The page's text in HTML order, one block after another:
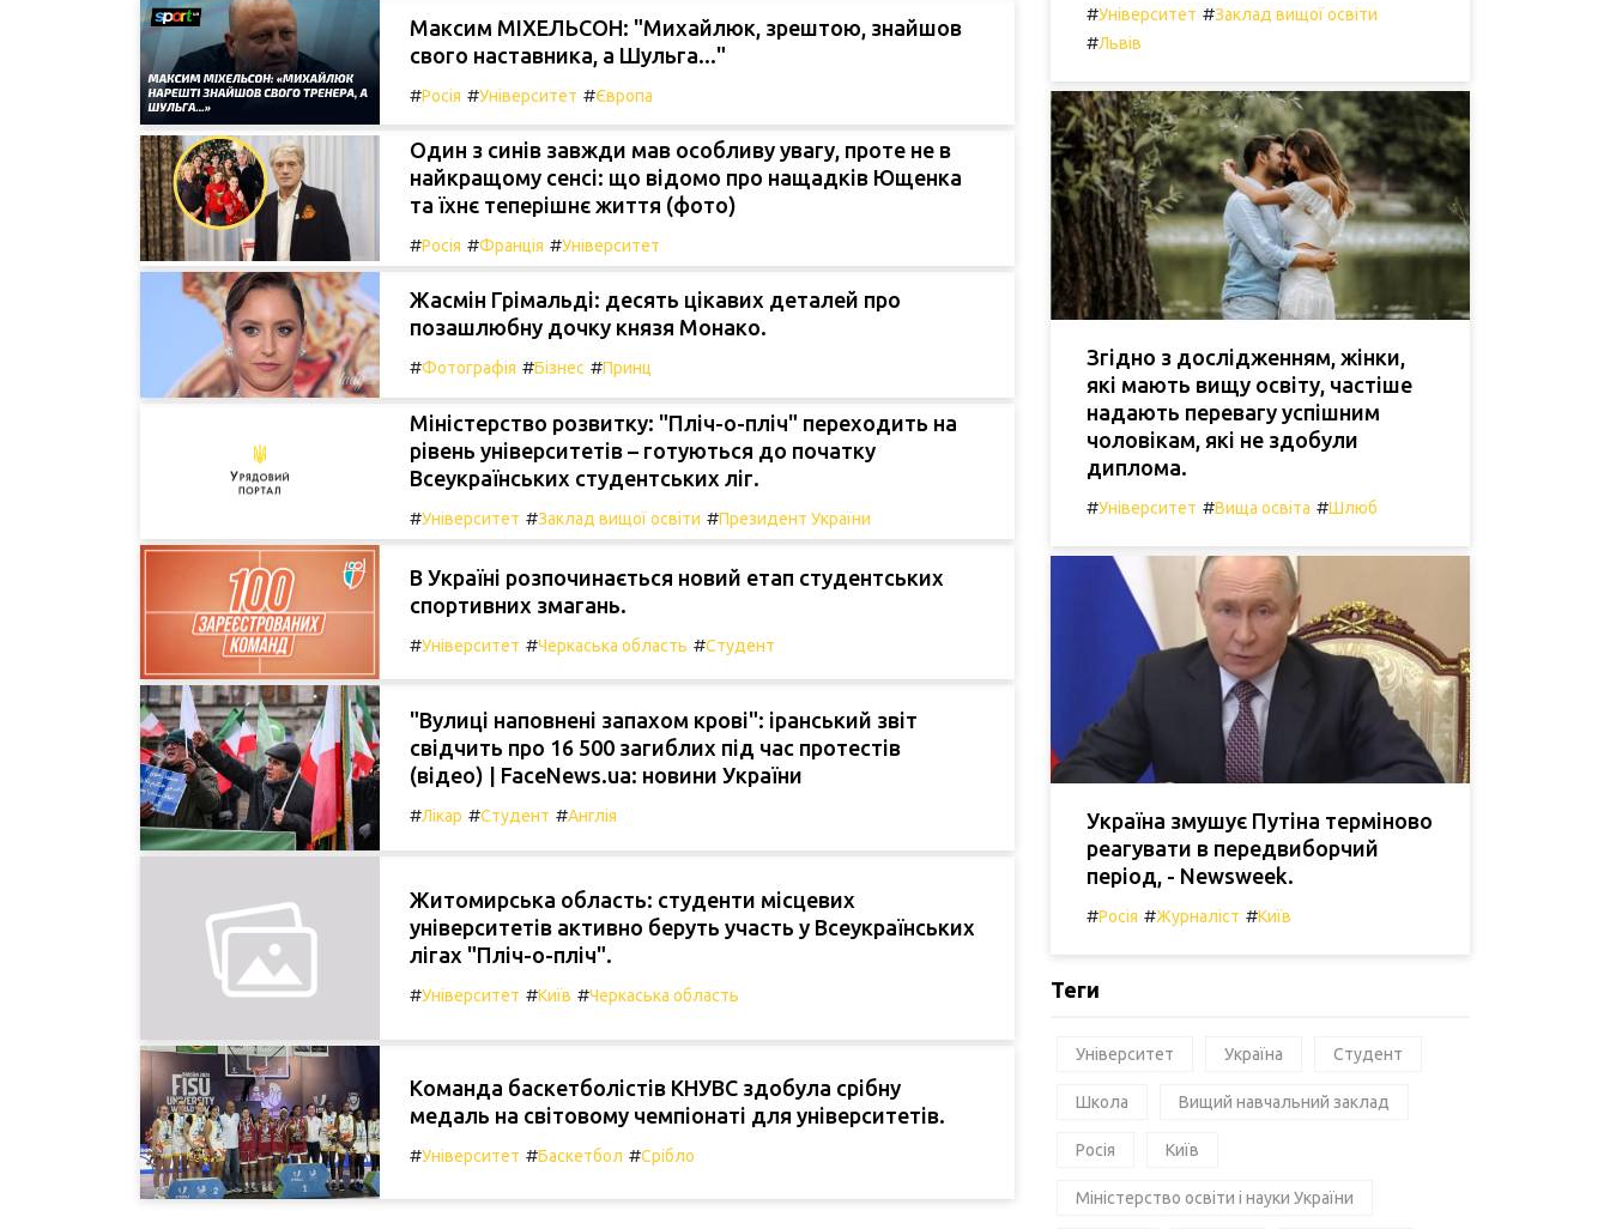
Максим МІХЕЛЬСОН: "Михайлюк, зрештою, знайшов
свого наставника, а Шульга..."
#Росія #Університет #Європа
Один з синів завжди мав особливу увагу, проте не в
найкращому сенсі: що відомо про нащадків Ющенка
та їхнє теперішнє життя (фото)
#Росія #Франція #Університет
Жасмін Грімальді: десять цікавих деталей про
позашлюбну дочку князя Монако.
#Фотографія #Бізнес #Принц
Міністерство розвитку: "Пліч-о-пліч" переходить на
рівень університетів – готуються до початку
Всеукраїнських студентських ліг.
#Університет #Заклад вищої освіти #Президент України
В Україні розпочинається новий етап студентських
спортивних змагань.
#Університет #Черкаська область #Студент
"Вулиці наповнені запахом крові": іранський звіт
свідчить про 16 500 загиблих під час протестів
(відео) | FaceNews.ua: новини України
#Лікар #Студент #Англія
Житомирська область: студенти місцевих
університетів активно беруть участь у Всеукраїнських
лігах "Пліч-о-пліч".
#Університет #Київ #Черкаська область
Команда баскетболістів КНУВС здобула срібну
медаль на світовому чемпіонаті для університетів.
#Університет #Баскетбол #Срібло
#Університет #Заклад вищої освіти
#Львів
Згідно з дослідженням, жінки,
які мають вищу освіту, частіше
надають перевагу успішним
чоловікам, які не здобули
диплома.
#Університет #Вища освіта #Шлюб
Україна змушує Путіна терміново
реагувати в передвиборчий
період, - Newsweek.
#Росія #Журналіст #Київ
Теги
Університет Україна Студент
Школа Вищий навчальний заклад
Росія Київ
Міністерство освіти і науки України